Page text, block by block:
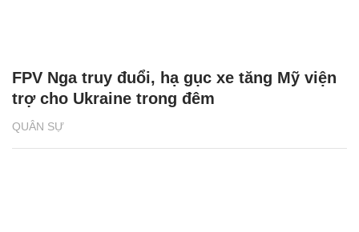
QUÂN SỰ
FPV Nga truy đuổi, hạ gục xe tăng Mỹ viện
trợ cho Ukraine trong đêm